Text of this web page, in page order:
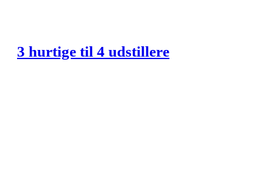
3 hurtige til 4 udstillere